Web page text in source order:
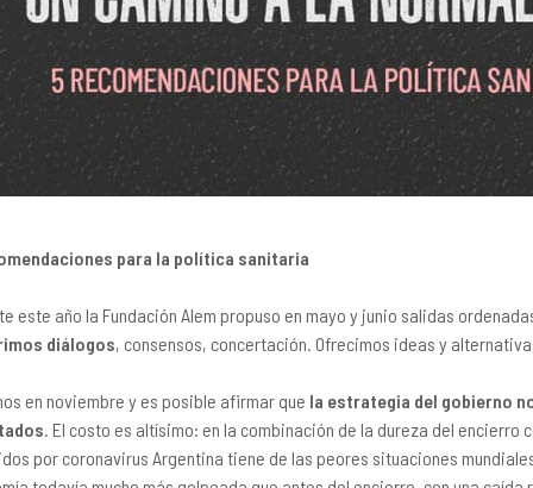
para la política sanitaria
este año la Fundación Alem propuso en mayo y junio salidas
diálogos, consensos, concertación. Ofrecimos ideas y
en noviembre y es posible afirmar que la estrategia del gobierno
. El costo es altísimo: en la combinación de la dureza del encierro
por coronavirus Argentina tiene de las peores situaciones